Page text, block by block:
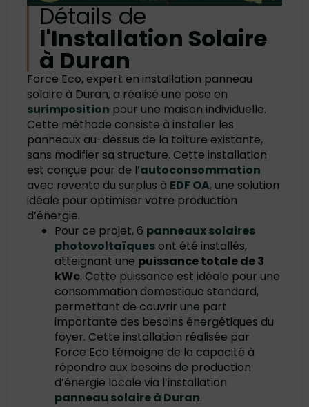
Détails de
l'Installation Solaire
à Duran
Force Eco, expert en installation panneau
solaire à Duran, a réalisé une pose en
surimposition pour une maison individuelle.
Cette méthode consiste à installer les
panneaux au-dessus de la toiture existante,
sans modifier sa structure. Cette installation
est conçue pour de l’autoconsommation
avec revente du surplus à EDF OA, une solution
idéale pour optimiser votre production
d’énergie.
Pour ce projet, 6 panneaux solaires
photovoltaïquesont été installés,
atteignant une puissance totale de 3
kWc. Cette puissance est idéale pour une
consommation domestique standard,
permettant de couvrir une part
importante des besoins énergétiques du
foyer. Cette installation réalisée par
Force Eco témoigne de la capacité à
répondre aux besoins de production
d’énergie locale via l’installation
panneau solaire à Duran.